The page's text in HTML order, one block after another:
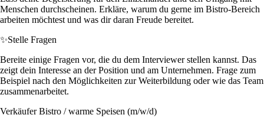
Menschen durchscheinen. Erkläre, warum du gerne im Bistro-Bereich
arbeiten möchtest und was dir daran Freude bereitet.
✨Stelle Fragen
Bereite einige Fragen vor, die du dem Interviewer stellen kannst. Das
zeigt dein Interesse an der Position und am Unternehmen. Frage zum
Beispiel nach den Möglichkeiten zur Weiterbildung oder wie das Team
zusammenarbeitet.
Verkäufer Bistro / warme Speisen (m/w/d)